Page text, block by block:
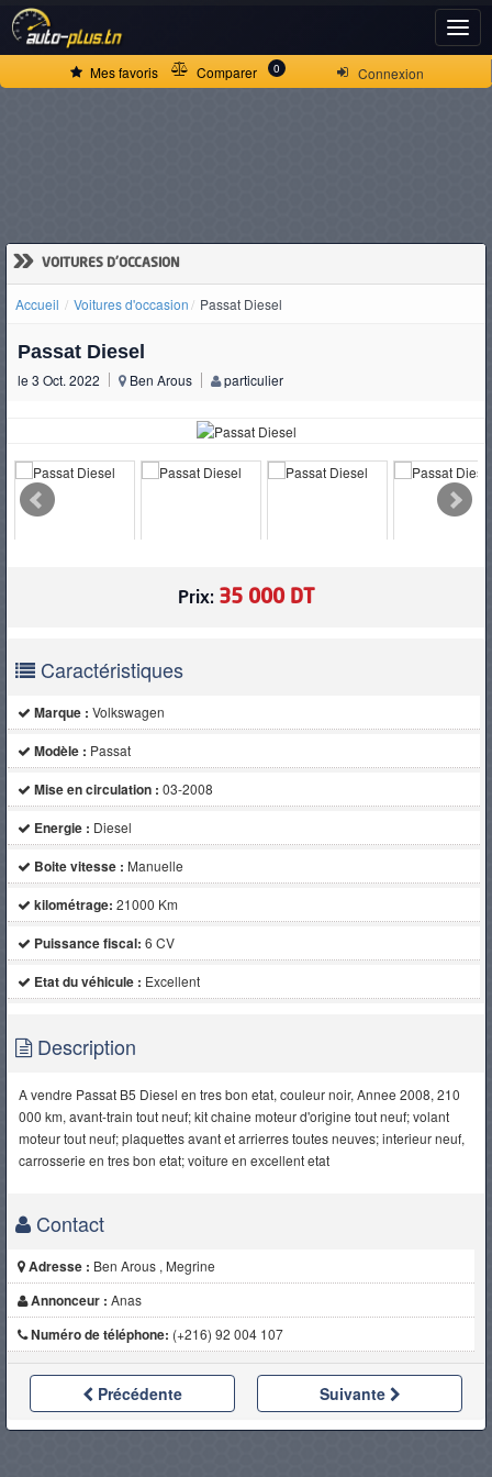
Connexion
Mes favoris Comparer 0
» VOITURES D'OCCASION
Accueil Voitures d'occasion Passat Diesel
Passat Diesel
le 3 Oct. 2022 Ben Arous particulier
Prix: 35 000 DT
Caractéristiques
Marque : Volkswagen
Modèle : Passat
Mise en circulation : 03-2008
Energie : Diesel
Boite vitesse : Manuelle
kilométrage: 21000 Km
Puissance fiscal: 6 CV
Etat du véhicule : Excellent
Description
A vendre Passat B5 Diesel en tres bon etat, couleur noir, Annee 2008, 210
000 km, avant-train tout neuf; kit chaine moteur d'origine tout neuf; volant
moteur tout neuf; plaquettes avant et arrierres toutes neuves; interieur neuf,
carrosserie en tres bon etat; voiture en excellent etat
Contact
Adresse : Ben Arous , Megrine
Annonceur : Anas
Numéro de téléphone: (+216) 92 004 107
Précédente Suivante
ACCUEIL
D'OCCASION